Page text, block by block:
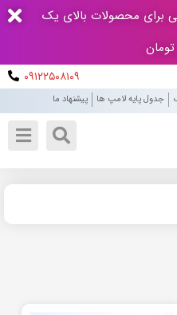
برای محصولات بالای یک
۰۹۱۲۲۵۰۸۱۰۹
جدول پایه لامپ ها پیشنهاد ما